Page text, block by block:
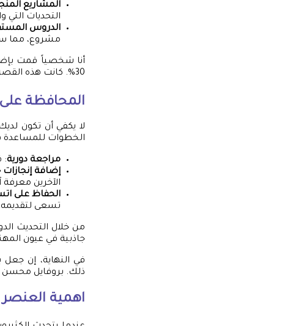
المشاريع
التحديات
الدروس
مشروع، مما
أنا شخصياً قمت
30%. كانت هذه القصة مثيرة للمهتمين.
المحافظة
لا يكفي أن تكون
الخطوات للمساعدة
مراجعة دورية:
إضافة إنجازات
الآخرين معرفة
الحفاظ على
تسعى لتقديمه.
من خلال التحديث
جاذبية في عيون
في النهاية، إن
ذلك. بروفايل محسن
اهمية